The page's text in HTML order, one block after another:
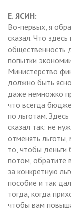
Е. ЯСИН:
Во-первых, я
сказал. Что
общественность
попытки
Министерство
должно быть
даже немножко
что всегда
по льготам.
сказал так: не
отменять
то, чтобы деньги
потом, обратите
за конкретную
пособие и так
тогда, когда
чтобы вам